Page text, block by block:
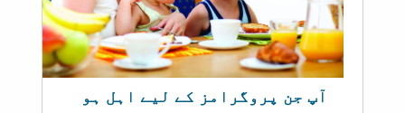
آپ جن پروگرامز کے لیے اہل ہو